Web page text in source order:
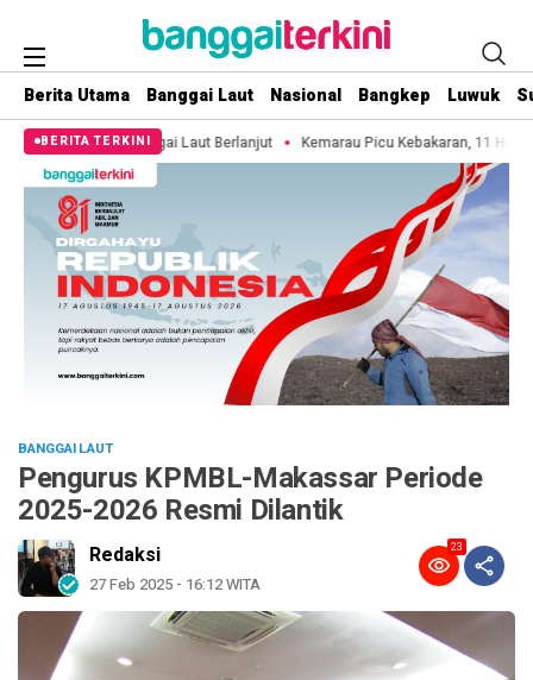
Berita Utama Banggai Laut Nasional Bangkep Luwuk
BERITA TERKINI
Laut Berlanjut Kemarau Picu Kebakaran, 11 Hektare Lahan di Pulau 3B
BANGGAI LAUT
Pengurus KPMBL-Makassar Periode
2025-2026 Resmi Dilantik
Redaksi
27 Feb 2025 - 16:12 WITA
23